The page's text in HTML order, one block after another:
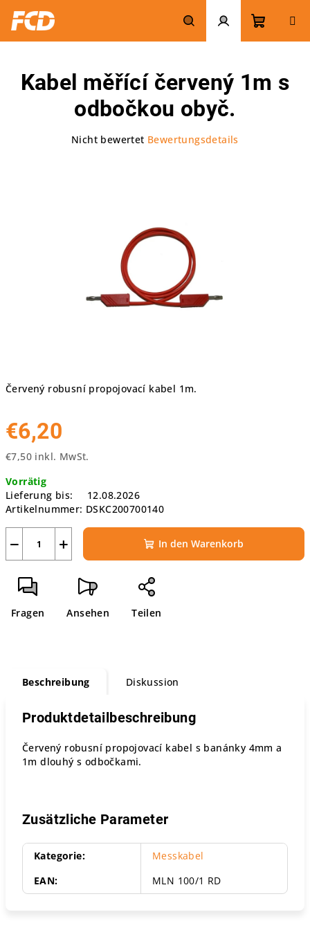
Inhalt
springen
Suchen Login
Červený robusní propojovací kabel 1m.
€6,20
€7,50 inkl. MwSt.
Vorrätig
Lieferung bis:
12.08.2026
Artikelnummer: DSKC200700140
+
− In den Warenkorb
Fragen Ansehen Teilen
Kabel měřící červený 1m s
odbočkou obyč.
Die
Nicht bewertet Bewertungsdetails
Beschreibung Diskussion
Produktdetailbeschreibung
Červený robusní propojovací kabel s banánky 4mm a
1m dlouhý s odbočkami.
Zusätzliche Parameter
Kategorie:
Messkabel
EAN: MLN 100/1 RD